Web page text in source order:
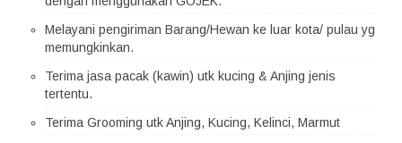
Melayani pengiriman Barang/Hewan ke luar kota/ pulau yg
memungkinkan.
Terima jasa pacak (kawin) utk kucing & Anjing jenis
tertentu.
Terima Grooming utk Anjing, Kucing, Kelinci, Marmut